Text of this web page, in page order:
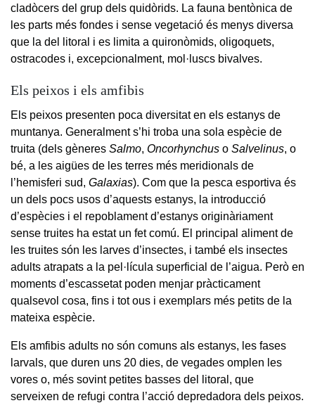
cladòcers del grup dels quidòrids. La fauna bentònica de
les parts més fondes i sense vegetació és menys diversa
que la del litoral i es limita a quironòmids, oligoquets,
ostracodes i, excepcionalment, mol·luscs bivalves.
Els peixos i els amfibis
Els peixos presenten poca diversitat en els estanys de
muntanya. Generalment s’hi troba una sola espècie de
truita (dels gèneres Salmo, Oncorhynchus o Salvelinus, o
bé, a les aigües de les terres més meridionals de
l’hemisferi sud, Galaxias). Com que la pesca esportiva és
un dels pocs usos d’aquests estanys, la introducció
d’espècies i el repoblament d’estanys originàriament
sense truites ha estat un fet comú. El principal aliment de
les truites són les larves d’insectes, i també els insectes
adults atrapats a la pel·lícula superficial de l’aigua. Però en
moments d’escassetat poden menjar pràcticament
qualsevol cosa, fins i tot ous i exemplars més petits de la
mateixa espècie.
Els amfibis adults no són comuns als estanys, les fases
larvals, que duren uns 20 dies, de vegades omplen les
vores o, més sovint petites basses del litoral, que
serveixen de refugi contra l’acció depredadora dels peixos.